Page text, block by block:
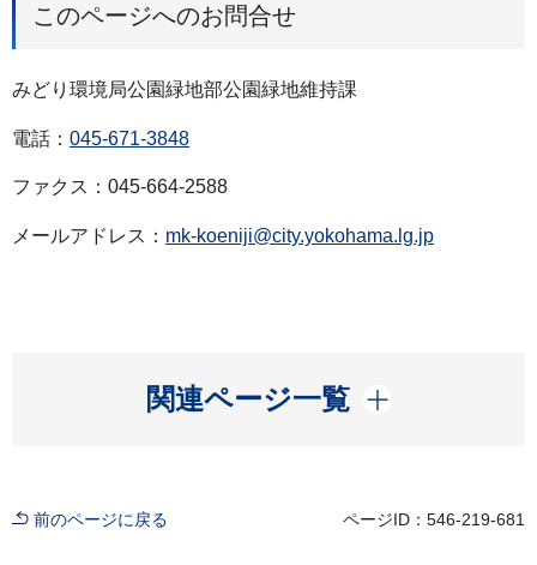
このページへのお問合せ
みどり環境局公園緑地部公園緑地維持課
電話： 045-671-3848
ファクス：045-664-2588
メールアドレス： mk-koeniji@city.yokohama.lg.jp
関連ページ一覧
開く
前のページに戻る ページID：546-219-681